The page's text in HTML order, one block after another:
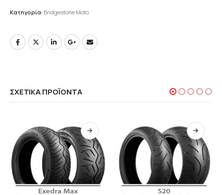
Κατηγορία: Bridgestone Moto
ΣΧΕΤΙΚΆ ΠΡΟΪΌΝΤΑ